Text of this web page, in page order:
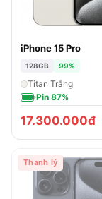
iPhone 15 Pro
128GB 99%
Titan Trắng
Pin 87%
17.300.000đ
Thanh lý